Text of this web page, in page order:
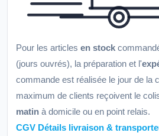
Pour les articles en stock
(jours ouvrés), la préparation et l'
commande est réalisée le jour de la
maximum de clients reçoivent le
matin à domicile ou en point relais.
CGV Détails livraison &